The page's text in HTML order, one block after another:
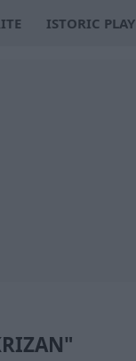
ISTORIC PLAY